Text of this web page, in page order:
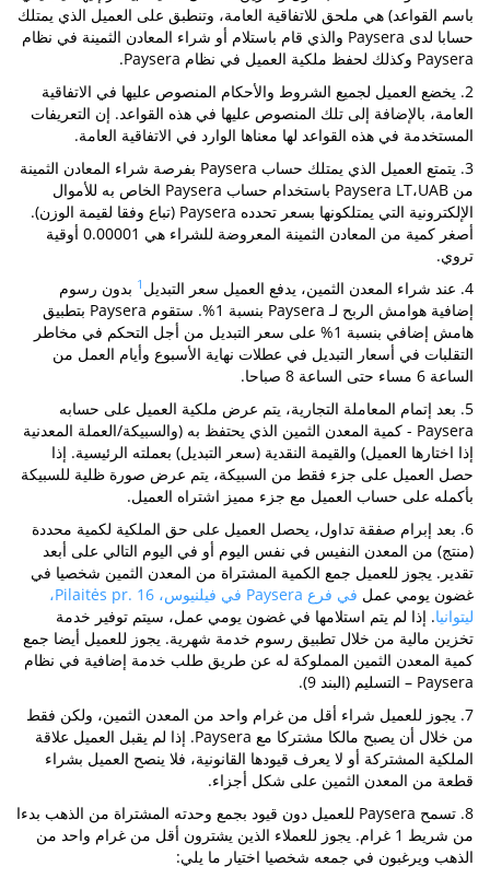
باسم القواعد) هي ملحق للاتفاقية العامة، وتنطبق على العميل الذي يمتلك
حسابا لدى Paysera والذي قام باستلام أو شراء المعادن الثمينة في نظام
Paysera وكذلك لحفظ ملكية العميل في نظام Paysera.
2. يخضع العميل لجميع الشروط والأحكام المنصوص عليها في الاتفاقية
العامة، بالإضافة إلى تلك المنصوص عليها في هذه القواعد. إن التعريفات
المستخدمة في هذه القواعد لها معناها الوارد في الاتفاقية العامة.
3. يتمتع العميل الذي يمتلك حساب Paysera بفرصة شراء المعادن الثمينة
من Paysera LT،UAB باستخدام حساب Paysera الخاص به للأموال
الإلكترونية التي يمتلكونها بسعر تحدده Paysera (تباع وفقا لقيمة الوزن).
أصغر كمية من المعادن الثمينة المعروضة للشراء هي 0.00001 أوقية
تروي.
4. عند شراء المعدن الثمين، يدفع العميل سعر التبديل
1 بدون رسوم
إضافية هوامش الربح لـ Paysera بنسبة 1%. ستقوم Paysera بتطبيق
هامش إضافي بنسبة 1% على سعر التبديل من أجل التحكم في مخاطر
التقلبات في أسعار التبديل في عطلات نهاية الأسبوع وأيام العمل من
الساعة 6 مساء حتى الساعة 8 صباحا.
5. بعد إتمام المعاملة التجارية، يتم عرض ملكية العميل على حسابه
Paysera - كمية المعدن الثمين الذي يحتفظ به (والسبيكة/العملة المعدنية
إذا اختارها العميل) والقيمة النقدية (سعر التبديل) بعملته الرئيسية. إذا
حصل العميل على جزء فقط من السبيكة، يتم عرض صورة ظلية للسبيكة
بأكمله على حساب العميل مع جزء مميز اشتراه العميل.
6. بعد إبرام صفقة تداول، يحصل العميل على حق الملكية لكمية محددة
(منتج) من المعدن النفيس في نفس اليوم أو في اليوم التالي على أبعد
تقدير. يجوز للعميل جمع الكمية المشتراة من المعدن الثمين شخصيا في
غضون يومي عمل
في فرع Paysera في فيلنيوس، Pilaitės pr. 16،
ليتوانيا. إذا لم يتم استلامها في غضون يومي عمل، سيتم توفير خدمة
تخزين مالية من خلال تطبيق رسوم خدمة شهرية. يجوز للعميل أيضا جمع
كمية المعدن الثمين المملوكة له عن طريق طلب خدمة إضافية في نظام
Paysera – التسليم (البند 9).
7. يجوز للعميل شراء أقل من غرام واحد من المعدن الثمين، ولكن فقط
من خلال أن يصبح مالكا مشتركا مع Paysera. إذا لم يقبل العميل علاقة
الملكية المشتركة أو لا يعرف قيودها القانونية، فلا ينصح العميل بشراء
قطعة من المعدن الثمين على شكل أجزاء.
8. تسمح Paysera للعميل دون قيود بجمع وحدته المشتراة من الذهب بدءا
من شريط 1 غرام. يجوز للعملاء الذين يشترون أقل من غرام واحد من
الذهب ويرغبون في جمعه شخصيا اختيار ما يلي: